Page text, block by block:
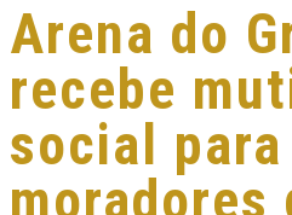
Arena do
recebe
social para
moradores